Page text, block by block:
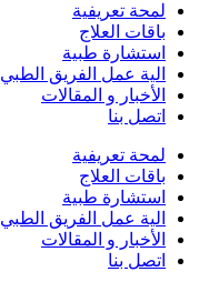
لمحة تعريفية
باقات العلاج
استشارة طبية
الية عمل الفريق الطبي
الأخبار و المقالات
اتصل بنا
لمحة تعريفية
باقات العلاج
استشارة طبية
الية عمل الفريق الطبي
الأخبار و المقالات
اتصل بنا